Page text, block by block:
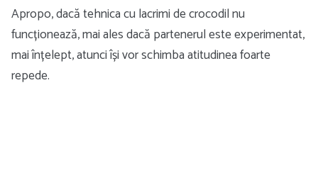
Apropo, dacă tehnica cu lacrimi de crocodil nu
funcționează, mai ales dacă partenerul este experimentat,
mai înțelept, atunci își vor schimba atitudinea foarte
repede.